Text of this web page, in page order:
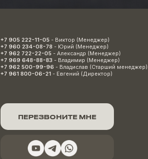
+7 905 222-11-05 - Виктор (Менеджер)
+7 960 234-08-78 - Юрий (Менеджер)
+7 962 722-22-05 - Александр (Менеджер)
+7 969 648-88-83 - Владимир (Менеджер)
+7 962 500-99-96 - Владислав (Старший менеджер)
+7 961 800-06-21 - Евгений (Директор)
ПЕРЕЗВОНИТЕ МНЕ